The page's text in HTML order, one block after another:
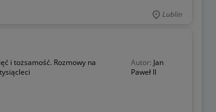
Lublin
i tożsamość. Rozmowy na
Autor: Jan
Paweł II